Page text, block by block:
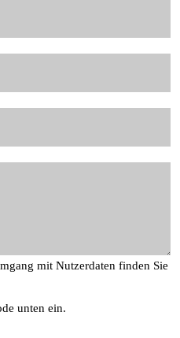
mit Nutzerdaten finden Sie
unten ein.